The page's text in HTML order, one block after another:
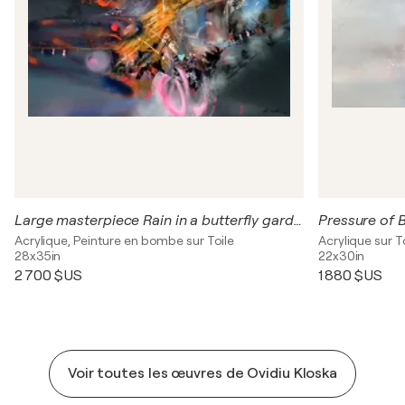
Large masterpiece Rain in a butterfly garden enigmatic mindscape by O Kloska
Acrylique, Peinture en bombe sur Toile
28x35in
2 700 $US
Acrylique sur
22x30in
1 880 $US
Voir toutes les œuvres de Ovidiu Kloska